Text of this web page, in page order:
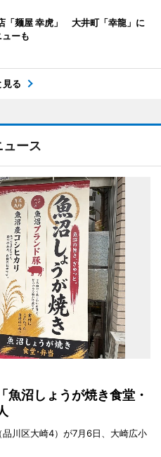
「麺屋 幸虎」 大井町「幸龍」に
ーも
見る
ース
魚沼しょうが焼き食堂・
品川区大崎4）が7月6日、大崎広小